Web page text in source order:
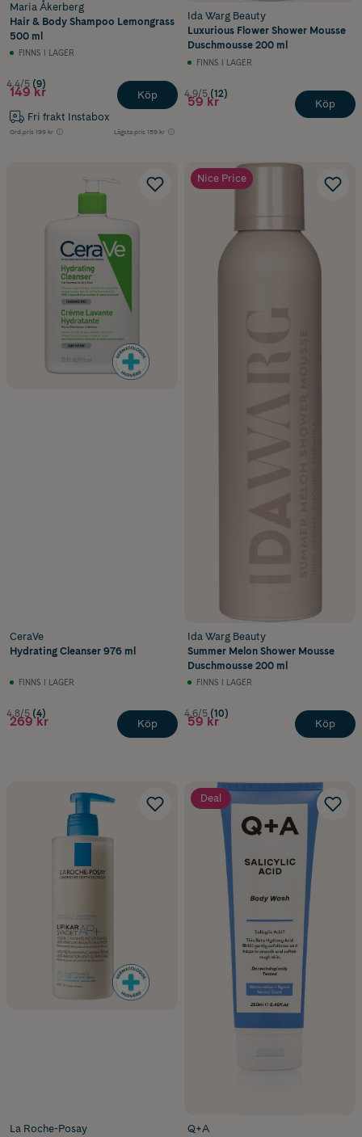
Maria Åkerberg
Hair & Body Shampoo Lemongrass
500 ml
FINNS I LAGER
4.4/5 (9)
149 kr
Fri frakt Instabox
Ord.pris 199 kr Lägsta pris 159 kr
Köp
Ida Warg Beauty
Luxurious Flower Shower Mousse
Duschmousse 200 ml
FINNS I LAGER
4.9/5 (12)
59 kr Köp
CeraVe
Hydrating Cleanser 976 ml
FINNS I LAGER
4.8/5 (4)
269 kr Köp
Nice Price
Ida Warg Beauty
Summer Melon Shower Mousse
Duschmousse 200 ml
FINNS I LAGER
4.6/5 (10)
59 kr Köp
La Roche-Posay
Deal
Q+A